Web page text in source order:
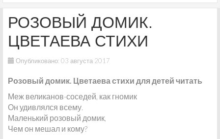
РОЗОВЫЙ ДОМИК.
ЦВЕТАЕВА СТИХИ
Опубликовано: 03 августа 2017
Розовый домик. Цветаева стихи для детей читать
Меж великанов-соседей, как гномик
Он удивлялся всему.
Маленький розовый домик,
Чем он мешал и кому?